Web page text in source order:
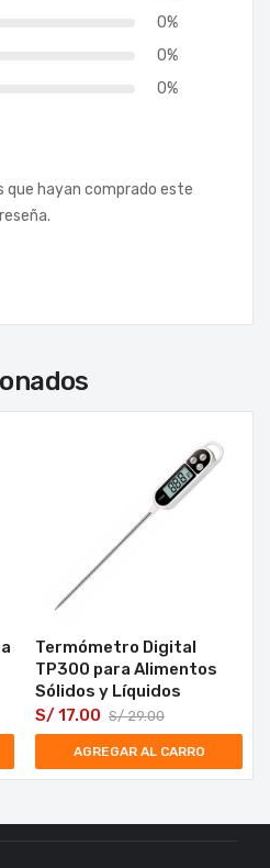
0%
0%
0%
que hayan comprado este
Termómetro Digital
TP300 para Alimentos
Sólidos y Líquidos
S/29.00
S/17.00
AGREGAR AL CARRO